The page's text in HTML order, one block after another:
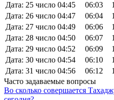
Дата: 25 число 04:45 06:03
Дата: 26 число 04:47 06:04
Дата: 27 число 04:49 06:06
Дата: 28 число 04:50 06:07
Дата: 29 число 04:52 06:09
Дата: 30 число 04:54 06:10
Дата: 31 число 04:56 06:12
Часто задаваемые вопросы
Во сколько совершается